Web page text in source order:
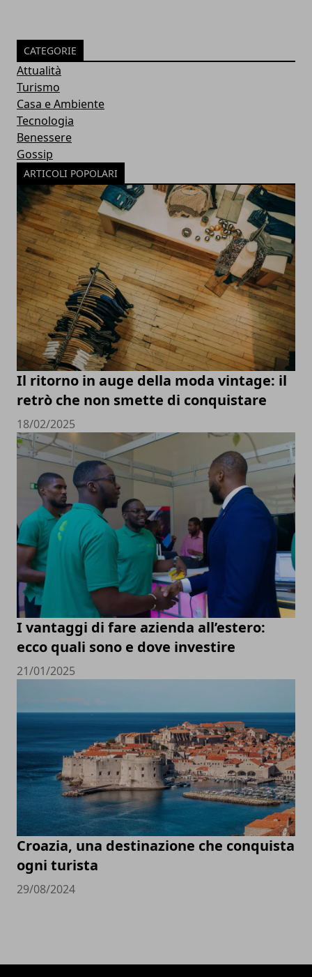
CATEGORIE
Attualità
Turismo
Casa e Ambiente
Tecnologia
Benessere
Gossip
ARTICOLI POPOLARI
Il ritorno in auge della moda vintage: il
retrò che non smette di conquistare
18/02/2025
I vantaggi di fare azienda all’estero:
ecco quali sono e dove investire
21/01/2025
Croazia, una destinazione che conquista
ogni turista
29/08/2024